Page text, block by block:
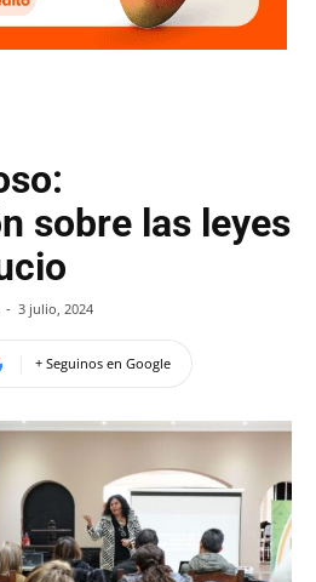
sobre las leyes
- 3 julio, 2024
+ Seguinos en Google